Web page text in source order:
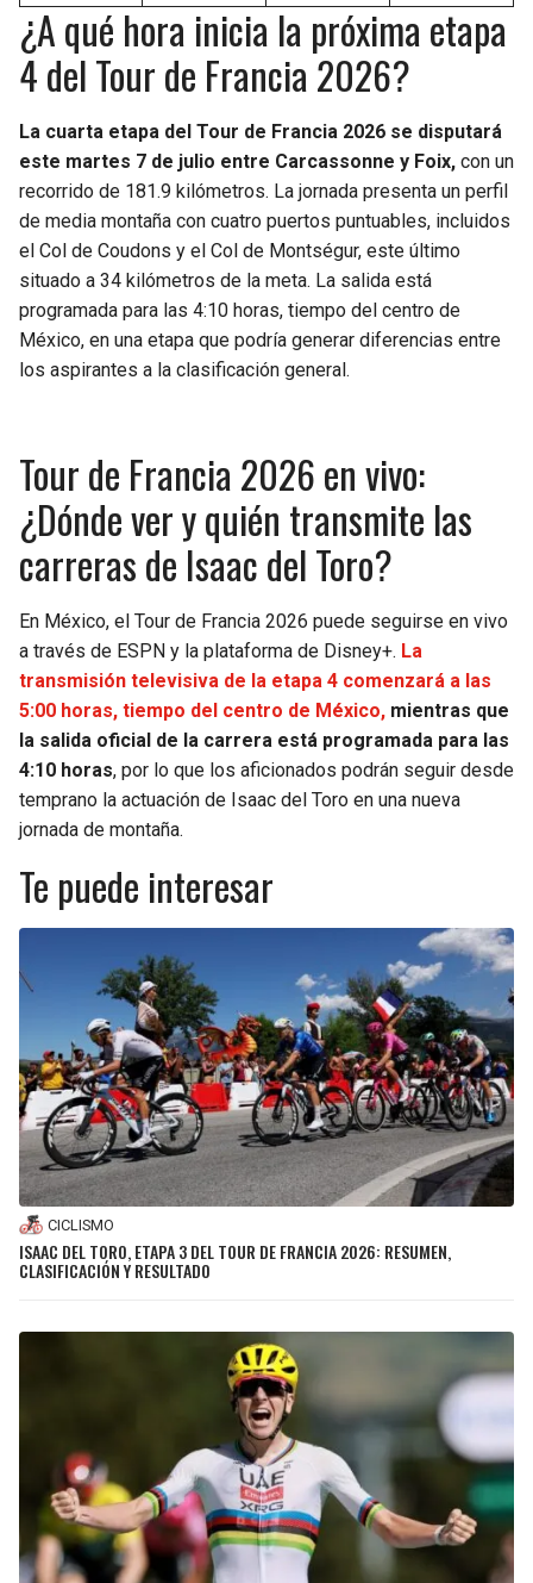
¿A qué hora inicia la próxima etapa
4 del Tour de Francia 2026?
La cuarta etapa del Tour de Francia 2026 se disputará
este martes 7 de julio entre Carcassonne y Foix, con un
recorrido de 181.9 kilómetros. La jornada presenta un perfil
de media montaña con cuatro puertos puntuables, incluidos
el Col de Coudons y el Col de Montségur, este último
situado a 34 kilómetros de la meta. La salida está
programada para las 4:10 horas, tiempo del centro de
México, en una etapa que podría generar diferencias entre
los aspirantes a la clasificación general.
Tour de Francia 2026 en vivo:
¿Dónde ver y quién transmite las
carreras de Isaac del Toro?
En México, el Tour de Francia 2026 puede seguirse en vivo
a través de ESPN y la plataforma de Disney+. La
transmisión televisiva de la etapa 4 comenzará a las
5:00 horas, tiempo del centro de México, mientras que
la salida oficial de la carrera está programada para las
4:10 horas, por lo que los aficionados podrán seguir desde
temprano la actuación de Isaac del Toro en una nueva
jornada de montaña.
Te puede interesar
CICLISMO
ISAAC DEL TORO, ETAPA 3 DEL TOUR DE FRANCIA 2026: RESUMEN,
CLASIFICACIÓN Y RESULTADO